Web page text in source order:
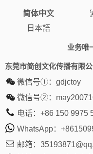
简体中文
日本語
业务唯
东莞市简创文化传播有限公
微信号①： gdjctoy
微信号②：
电话： +86 150 9975
WhatsApp：
邮箱：